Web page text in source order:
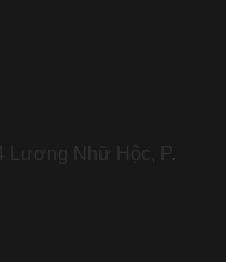
Lương Nhữ Hộc, P.